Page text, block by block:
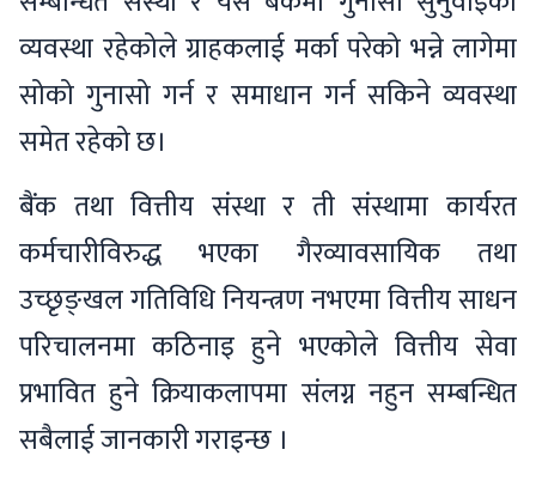
व्यवस्था रहेकोले ग्राहकलाई मर्का परेको भन्ने लागेमा
सोको गुनासो गर्न र समाधान गर्न सकिने व्यवस्था
समेत रहेको छ।
बैंक तथा वित्तीय संस्था र ती संस्थामा कार्यरत
कर्मचारीविरुद्ध भएका गैरव्यावसायिक तथा
उच्छृङ्खल गतिविधि नियन्त्रण नभएमा वित्तीय साधन
परिचालनमा कठिनाइ हुने भएकोले वित्तीय सेवा
प्रभावित हुने क्रियाकलापमा संलग्न नहुन सम्बन्धित
सबैलाई जानकारी गराइन्छ ।